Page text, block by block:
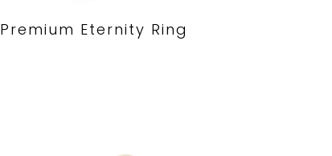
Premium Eternity Ring